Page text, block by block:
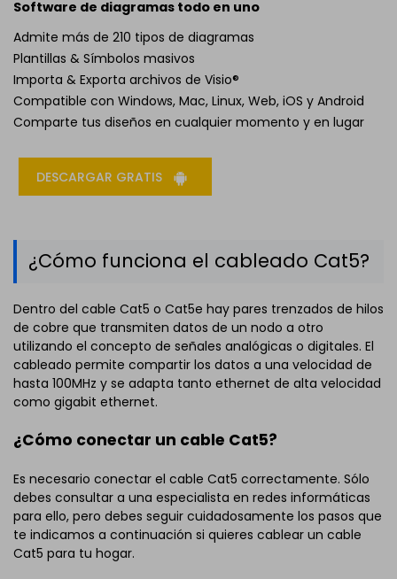
Software de diagramas todo en uno
Admite más de 210 tipos de diagramas
Plantillas & Símbolos masivos
Importa & Exporta archivos de Visio®
Compatible con Windows, Mac, Linux, Web, iOS y Android
Comparte tus diseños en cualquier momento y en lugar
DESCARGAR GRATIS
¿Cómo funciona el cableado Cat5?
Dentro del cable Cat5 o Cat5e hay pares trenzados de hilos
de cobre que transmiten datos de un nodo a otro
utilizando el concepto de señales analógicas o digitales. El
cableado permite compartir los datos a una velocidad de
hasta 100MHz y se adapta tanto ethernet de alta velocidad
como gigabit ethernet.
¿Cómo conectar un cable Cat5?
Es necesario conectar el cable Cat5 correctamente. Sólo
debes consultar a una especialista en redes informáticas
para ello, pero debes seguir cuidadosamente los pasos que
te indicamos a continuación si quieres cablear un cable
Cat5 para tu hogar.